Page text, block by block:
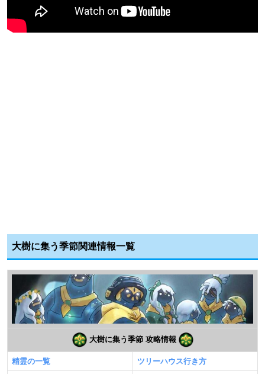
大樹に集う季節関連情報一覧
大樹に集う季節 攻略情報
精霊の一覧 ツリーハウス行き方